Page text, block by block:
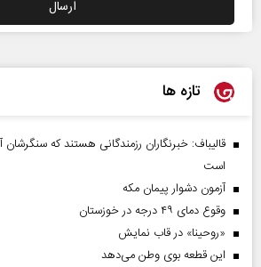
تازه ها
قالیباف: خبرنگاران رزمندگانی هستند که
است
آزمون دشوار پیمان مکه
وقوع دمای ۴۹ درجه در خوزستان
«روحینا» در قاب نمایش
این قطعه بوی وطن می‌دهد